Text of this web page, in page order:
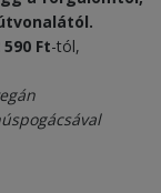
590 Ft-tól,